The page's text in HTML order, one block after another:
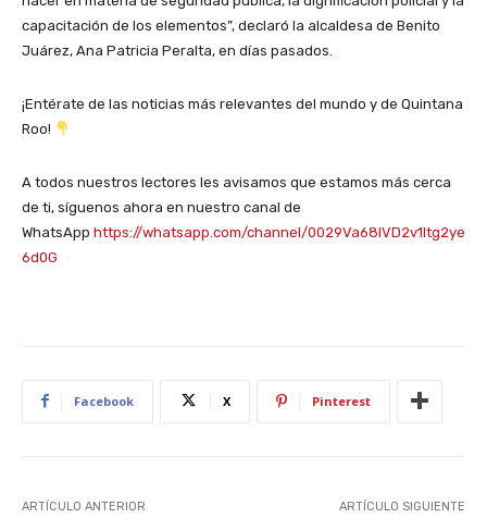
capacitación de los elementos”, declaró la alcaldesa de Benito
Juárez, Ana Patricia Peralta, en días pasados.
¡Entérate de las noticias más relevantes del mundo y de Quintana
Roo!
A todos nuestros lectores les avisamos que estamos más cerca
de ti, síguenos ahora en nuestro canal de
WhatsApp https://whatsapp.com/channel/0029Va68IVD2v1Itg2ye
6d0G
Facebook X Pinterest
ARTÍCULO ANTERIOR ARTÍCULO SIGUIENTE